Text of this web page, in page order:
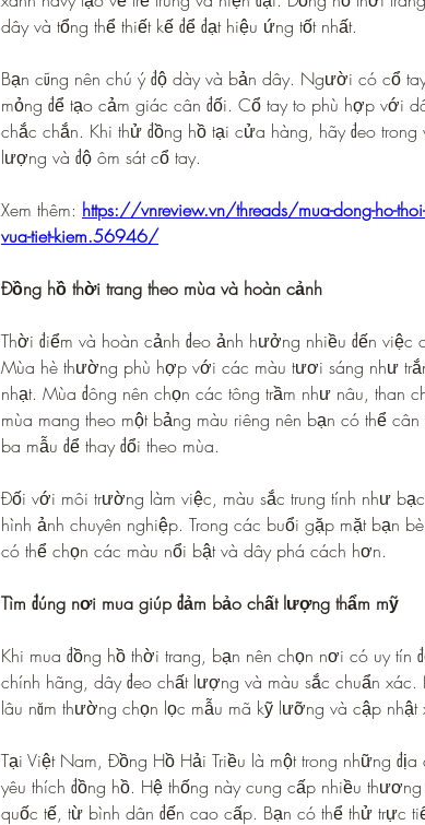
dây và tổng thể thiết kế để đạt hiệu ứng tốt nhất.
Bạn cũng nên chú ý độ dày và bản dây. Người có cổ
mỏng để tạo cảm giác cân đối. Cổ tay to phù hợp với
chắc chắn. Khi thử đồng hồ tại cửa hàng, hãy đeo trong
lượng và độ ôm sát cổ tay.
Xem thêm: https://vnreview.vn/threads/mua-dong-ho-thoi-
vua-tiet-kiem.56946/
Đồng hồ thời trang theo mùa và hoàn cảnh
Thời điểm và hoàn cảnh đeo ảnh hưởng nhiều đến việc
Mùa hè thường phù hợp với các màu tươi sáng như
nhạt. Mùa đông nên chọn các tông trầm như nâu, than
mùa mang theo một bảng màu riêng nên bạn có thể
ba mẫu để thay đổi theo mùa.
Đối với môi trường làm việc, màu sắc trung tính như
hình ảnh chuyên nghiệp. Trong các buổi gặp mặt bạn
có thể chọn các màu nổi bật và dây phá cách hơn.
Tìm đúng nơi mua giúp đảm bảo chất lượng thẩm mỹ
Khi mua đồng hồ thời trang, bạn nên chọn nơi có uy tín
chính hãng, dây đeo chất lượng và màu sắc chuẩn
lâu năm thường chọn lọc mẫu mã kỹ lưỡng và cập
Tại Việt Nam, Đồng Hồ Hải Triều là một trong những
yêu thích đồng hồ. Hệ thống này cung cấp nhiều
quốc tế, từ bình dân đến cao cấp. Bạn có thể thử trực